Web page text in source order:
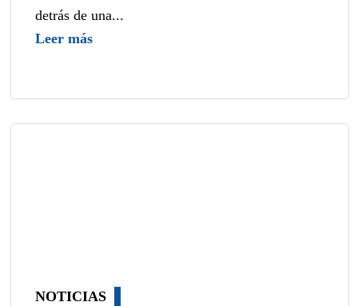
detrás de una...
Leer más
NOTICIAS